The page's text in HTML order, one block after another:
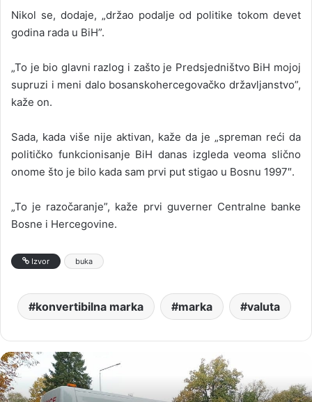
Nikol se, dodaje, „držao podalje od politike tokom devet
godina rada u BiH”.
„To je bio glavni razlog i zašto je Predsjedništvo BiH mojoj
supruzi i meni dalo bosanskohercegovačko državljanstvo”,
kaže on.
Sada, kada više nije aktivan, kaže da je „spreman reći da
političko funkcionisanje BiH danas izgleda veoma slično
onome što je bilo kada sam prvi put stigao u Bosnu 1997″.
„To je razočaranje”, kaže prvi guverner Centralne banke
Bosne i Hercegovine.
Izvor buka
konvertibilna marka marka valuta